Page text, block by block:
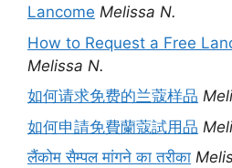
Lancome Melissa N.
How to Request a Free
Melissa N.
如何请求免费的兰蔻样品
如何申請免費蘭蔻試用品
लैंकोम सैम्पल मांगने का तरीका